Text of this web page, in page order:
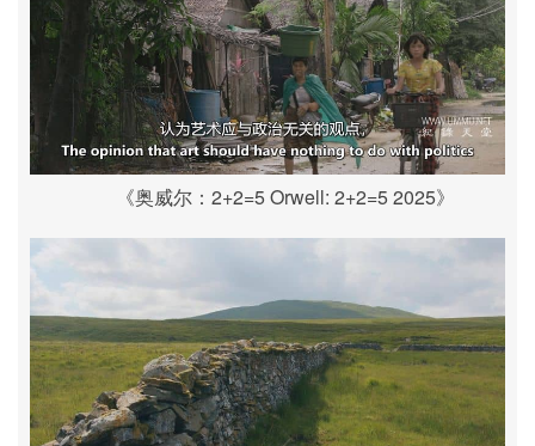
《奥威尔：2+2=5 Orwell: 2+2=5 2025》